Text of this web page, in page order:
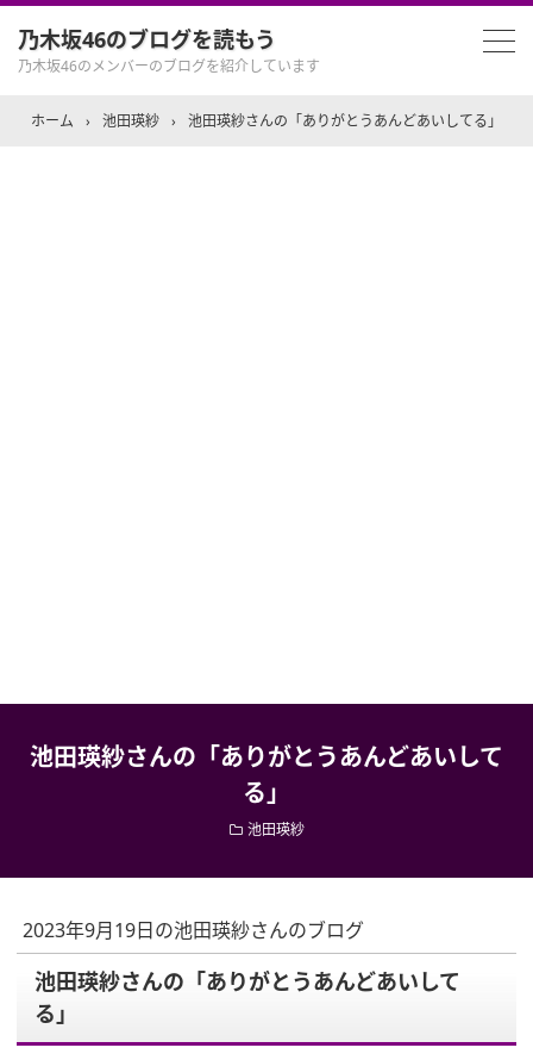
乃木坂46のブログを読もう
乃木坂46のメンバーのブログを紹介しています
ホーム › 池田瑛紗 › 池田瑛紗さんの「ありがとうあんどあいしてる」
池田瑛紗さんの「ありがとうあんどあいして
る」
池田瑛紗
2023年9月19日の池田瑛紗さんのブログ
池田瑛紗さんの「ありがとうあんどあいして
る」